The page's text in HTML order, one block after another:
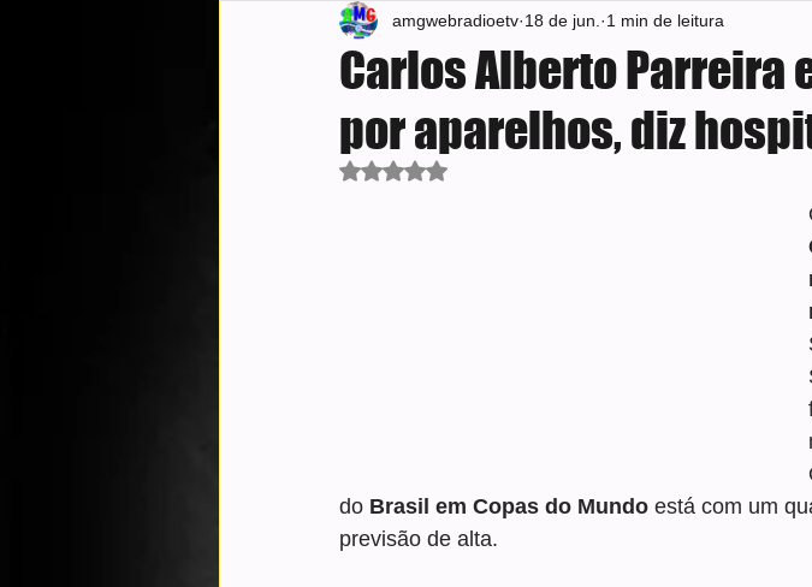
Carlos Alberto Parreira
por aparelhos, diz
amgwebradioetv 18 de jun. 1 min de leitura
Avaliado com NaN de 5 estrelas.
do Brasil em Copas do Mundo está com um
previsão de alta.